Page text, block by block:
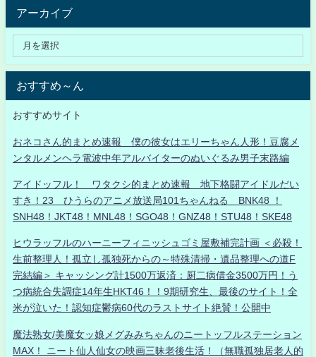
アーカイブ
おすすめ～ん
おすすめサイト
おネコさん的まとめ速報 僕の彼女はエリーちゃん人形！豆腐メ
ンタルメンヘラ電波中年アルバイターのぬいぐるみ男子末路編
アイドッフル！ ワタクシ的まとめ速報 地下格闘アイドルだい
すき！23 ひうらのアニメ放送局101ちゃんねる BNK48 ！
SNH48！JKT48！MNL48！SGO48！GNZ48！STU48！SKE48
ヒウラッフルのハーニーフィニッシュゴミ屋敷補完計画 ＜必殺！
生前整理人！孤立し孤独死からの～特殊清掃・遺品整理への道F
完結編＞ キャッシング計1500万返済：厨二病借金3500万円！う
つ病統合失調症14年生HKT46！！9期研究生、最後のサイト！全
米が泣いた！認知症鬱病60代のラストサイト絶賛！公開中
魔法熟女/美魔女ッ娘メグみみちゃんのニートッフルステーション
MAX！ ニート仙人仙女の映画三昧老後生活！（無職孤独居老人的